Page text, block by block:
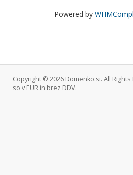
Powered by
Copyright © 2026 Domenko.si. All
so v EUR in brez DDV.